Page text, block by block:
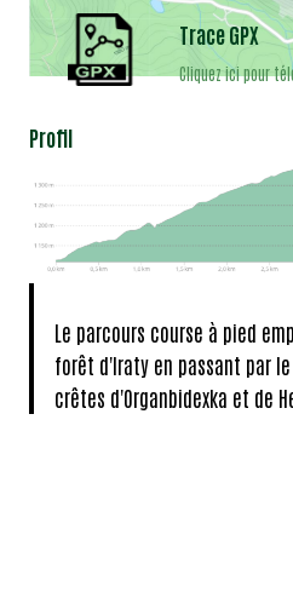
Profil
Le parcours course à pied
forêt d'Iraty en passant par
crêtes d'Organbidexka et de
Trace GPX
Cliquez ici pour